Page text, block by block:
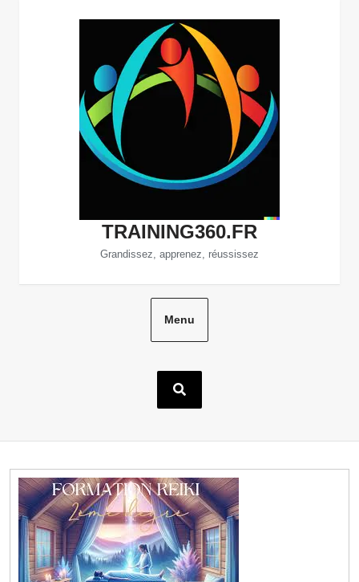
TRAINING360.FR
Grandissez, apprenez, réussissez
Menu